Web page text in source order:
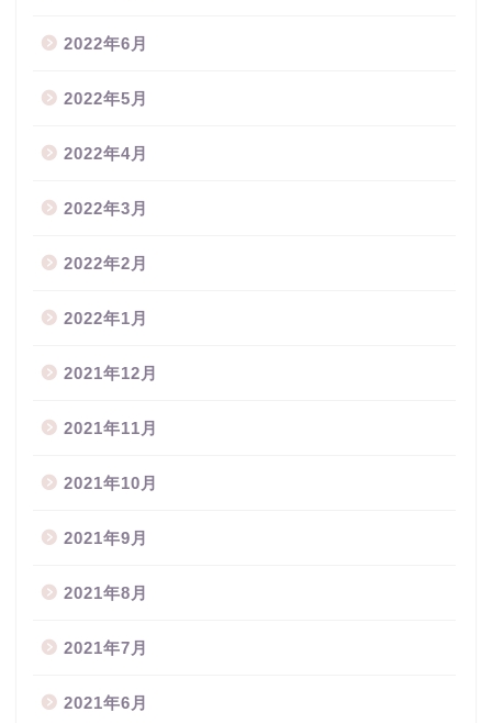
2022年6月
2022年5月
2022年4月
2022年3月
2022年2月
2022年1月
2021年12月
2021年11月
2021年10月
2021年9月
2021年8月
2021年7月
2021年6月